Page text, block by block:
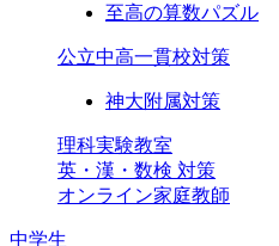
至高の算数パズル
公立中高一貫校対策
神大附属対策
理科実験教室
英・漢・数検 対策
オンライン家庭教師
中学生